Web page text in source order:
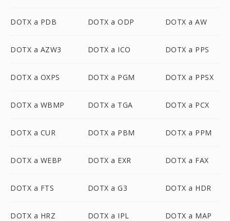
DOTX a PDB DOTX a ODP DOTX a AW
DOTX a AZW3 DOTX a ICO DOTX a PPS
DOTX a OXPS DOTX a PGM DOTX a PPSX
DOTX a WBMP DOTX a TGA DOTX a PCX
DOTX a CUR DOTX a PBM DOTX a PPM
DOTX a WEBP DOTX a EXR DOTX a FAX
DOTX a FTS DOTX a G3 DOTX a HDR
DOTX a HRZ DOTX a IPL DOTX a MAP